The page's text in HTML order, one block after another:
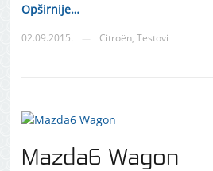
Opširnije…
02.09.2015. Citroën, Testovi
Mazda6 Wagon